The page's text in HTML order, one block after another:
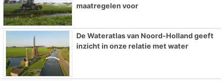
maatregelen voor
De Wateratlas van Noord-Holland geeft
inzicht in onze relatie met water